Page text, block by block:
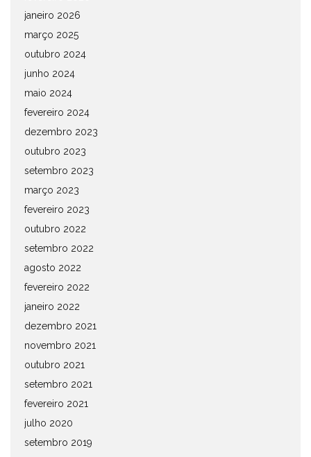
janeiro 2026
março 2025
outubro 2024
junho 2024
maio 2024
fevereiro 2024
dezembro 2023
outubro 2023
setembro 2023
março 2023
fevereiro 2023
outubro 2022
setembro 2022
agosto 2022
fevereiro 2022
janeiro 2022
dezembro 2021
novembro 2021
outubro 2021
setembro 2021
fevereiro 2021
julho 2020
setembro 2019